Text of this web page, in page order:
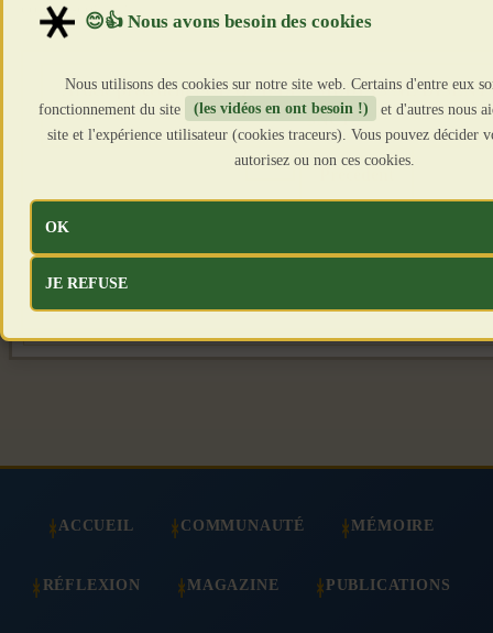
compte-courant/
Article précédent : CE QUE LES MEDIAS NE
SNCF
Article suivant : La crise est un mode de gouvernement.
ACCUEIL COMMUNAUTÉ MÉMOIRE
RÉFLEXION MAGAZINE PUBLICATIONS
Nous utilisons des cookies sur notre site web. Certains d'entre eux
fonctionnement du site
(les vidéos en ont besoin !)
et d'autres nous
site et l'expérience utilisateur (cookies traceurs). Vous pouvez décider
autorisez ou non ces cookies.
OK
JE REFUSE